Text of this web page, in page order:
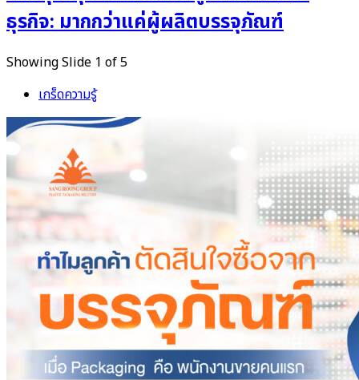
ธุรกิจ: มากกว่าแค่ผู้ผลิตบรรจุภัณฑ์
Showing Slide 1 of 5
เกร็ดความรู้